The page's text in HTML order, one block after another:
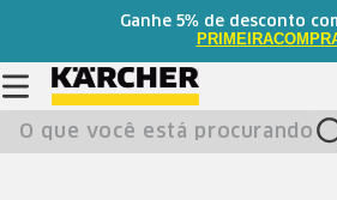
Ganhe 5%de desconto
O que você está procurando?